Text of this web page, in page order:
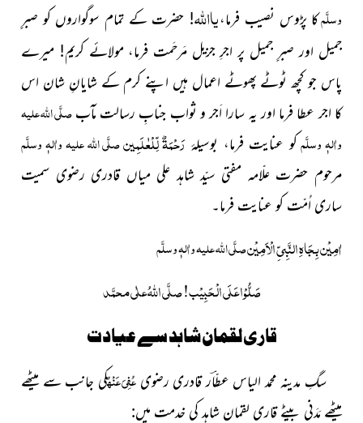
وسلَّمکا پڑوس نصىب فرما،یااللہ! حضرت کے تمام سوگواروں کو صبرِِ
جمىل اور صبرِِ جمىل پر اجرِ جزىل مَرحَمت فرما، مولائے کرىم! مىرے
پاس جو کچھ ٹوٹے پھوٹے اعمال ہىں اپنے کرم کے شاىانِ شان اس
کا اجر عطا فرما اور ىہ سارا اَجر و ثواب جنابِ رسالت مآبصلَّی اللہ علیہ
واٰلہٖ وسلَّمکو عناىت فرما، بوسیلۂ رَحْمَۃٌ لِّلْعٰلَمِينصلَّی اللہ علیہ واٰلہٖ وسلَّم
مرحوم حضرت علّامہ مفتى سىّد شاہد على مىاں قادرى رضوى سمىت
سارى اُمّت کو عناىت فرما۔
اٰمِیْن بِجَاہِ النَّبِیِّ الْاَمِیْنصلَّی اللہ علیہ واٰلہٖ وسلَّم
صَلُّوْا عَلَی الْحَبِیْب! صلَّی اللہُ علٰی محمَّد
قاری لقمان شاہد سے عیادت
سگِ مدىنہ محمد الىاس عطّاؔر قادرى رضوى عُفِیَ عَنْہُکى جانب سےمیٹھے
میٹھے مَدَنی بیٹے قاری لقمان شاہد کى خدمت مىں: